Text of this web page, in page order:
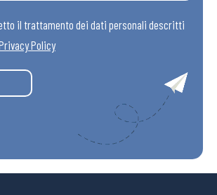
il trattamento dei dati personali descritti
Policy